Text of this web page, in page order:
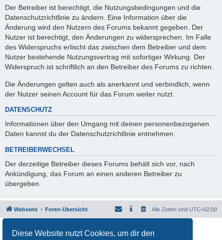
Diese Website nutzt Cookies, um dir den
Der Betreiber ist berechtigt, die Nutzungsbedingungen und die
Datenschutzrichtlinie zu ändern. Eine Information über die
Änderung wird den Nutzern des Forums bekannt gegeben. Der
Nutzer ist berechtigt, den Änderungen zu widersprechen. Im Falle
des Widerspruchs erlischt das zwischen dem Betreiber und dem
Nutzer bestehende Nutzungsvertrag mit sofortiger Wirkung. Der
Widerspruch ist schriftlich an den Betreiber des Forums zu richten.
Die Änderungen gelten auch als anerkannt und verbindlich, wenn
der Nutzer seinen Account für das Forum weiter nutzt.
DATENSCHUTZ
Informationen über den Umgang mit deinen personenbezogenen
Daten kannst du der Datenschutzrichtlinie entnehmen.
BETREIBERWECHSEL
Der derzeitige Betreiber dieses Forums behält sich vor, nach
Ankündigung, das Forum an einen anderen Betreiber zu
übergeben.
Webseite Foren-Übersicht Alle Zeiten sind UTC+02:00
Deutsche Übersetzung durchphpBB.de